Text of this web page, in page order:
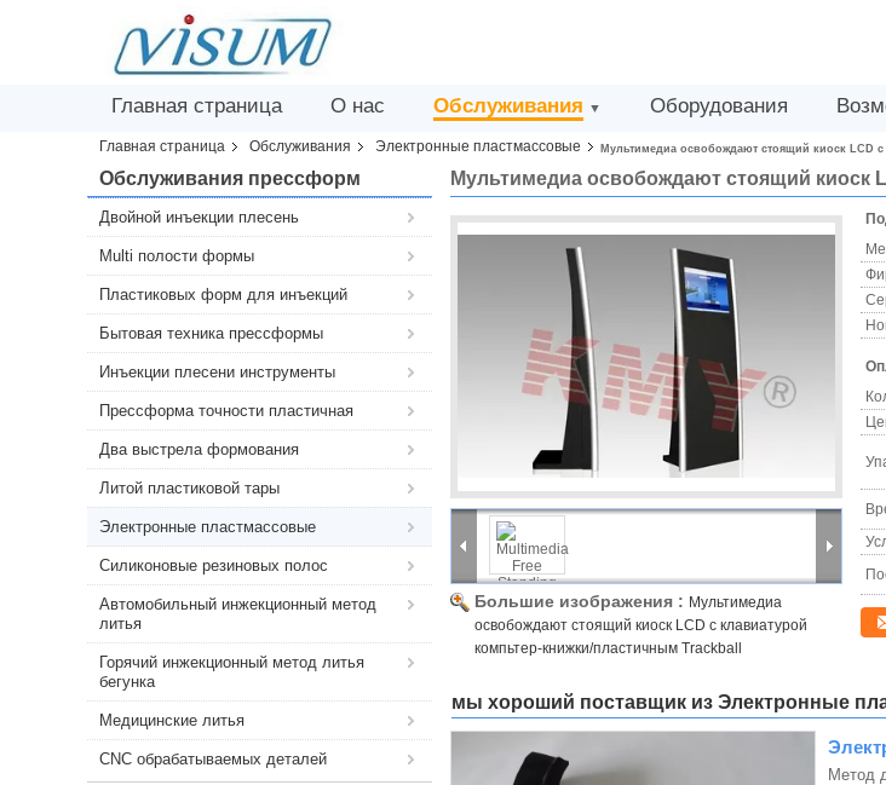
Главная страница О нас Обслуживания ▼ Оборудования
Главная страница Обслуживания Электронные пластмассовые Мультимедиа освобождают стоящий киоск LCD с
Обслуживания прессформ
Двойной инъекции плесень
Multi полости формы
Пластиковых форм для инъекций
Бытовая техника прессформы
Инъекции плесени инструменты
Прессформа точности пластичная
Два выстрела формования
Литой пластиковой тары
Электронные пластмассовые
Силиконовые резиновых полос
Автомобильный инжекционный метод
литья
Горячий инжекционный метод литья
бегунка
Медицинские литья
CNC обрабатываемых деталей
Мультимедиа освобождают стоящий киоск
Большие изображения : Мультимедиа
освобождают стоящий киоск LCD с клавиатурой
компьтер-книжки/пластичным Trackball
мы хороший поставщик из Электронные
Метод